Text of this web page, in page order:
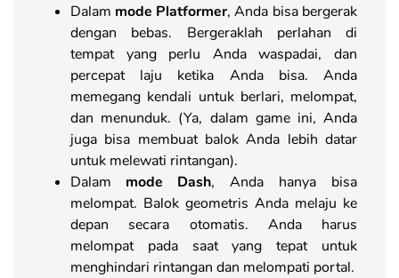
Dalam mode Platformer, Anda bisa bergerak
dengan bebas. Bergeraklah perlahan di
tempat yang perlu Anda waspadai, dan
percepat laju ketika Anda bisa. Anda
memegang kendali untuk berlari, melompat,
dan menunduk. (Ya, dalam game ini, Anda
juga bisa membuat balok Anda lebih datar
untuk melewati rintangan).
Dalam mode Dash, Anda hanya bisa
melompat. Balok geometris Anda melaju ke
depan secara otomatis. Anda harus
melompat pada saat yang tepat untuk
menghindari rintangan dan melompati portal.